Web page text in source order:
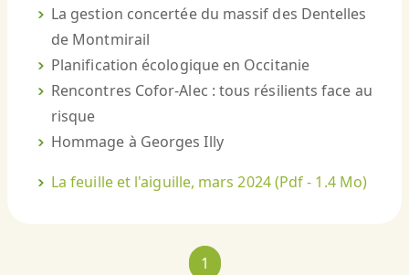
La gestion concertée du massif des Dentelles
de Montmirail
Planification écologique en Occitanie
Rencontres Cofor-Alec : tous résilients face au
risque
Hommage à Georges Illy
La feuille et l'aiguille, mars 2024(Pdf - 1.4 Mo)
1